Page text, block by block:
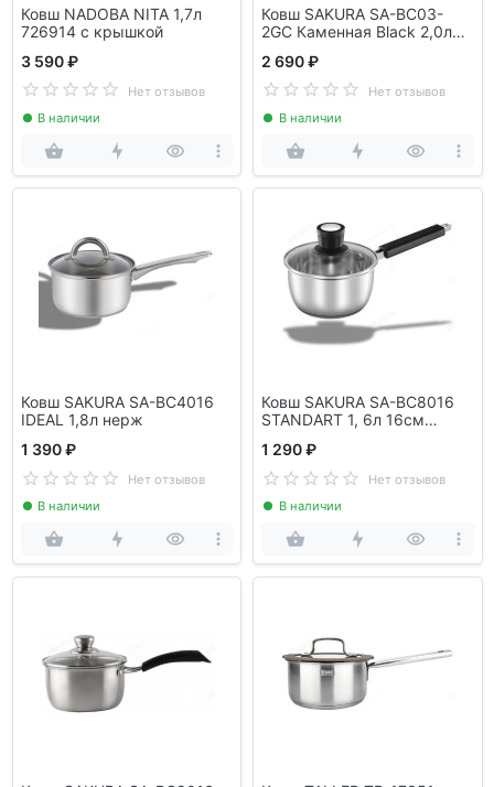
Ковш NADOBA NITA 1,7л
726914 с крышкой
3 590 ₽
Нет отзывов
В наличии
Ковш SAKURA SA-BC03-
2GC Каменная Black 2,0л
2 690 ₽
Нет отзывов
В наличии
Ковш SAKURA SA-BC4016
IDEAL 1,8л нерж
1 390 ₽
Нет отзывов
В наличии
Ковш SAKURA SA-BC8016
STANDART 1, 6л 16см
1 290 ₽
Нет отзывов
В наличии